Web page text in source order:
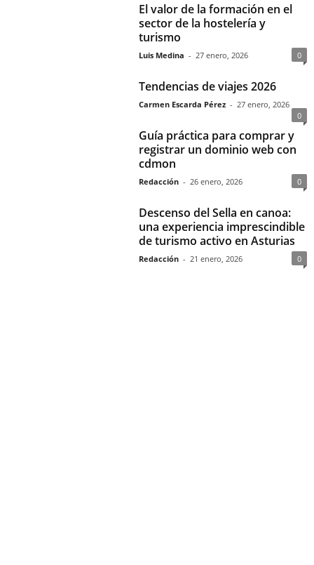
El valor de la formación en el
sector de la hostelería y
turismo
Luis Medina - 27 enero, 2026 0
Tendencias de viajes 2026
Carmen Escarda Pérez - 27 enero, 2026
0
Guía práctica para comprar y
registrar un dominio web con
cdmon
Redacción - 26 enero, 2026 0
Descenso del Sella en canoa:
una experiencia imprescindible
de turismo activo en Asturias
Redacción - 21 enero, 2026 0